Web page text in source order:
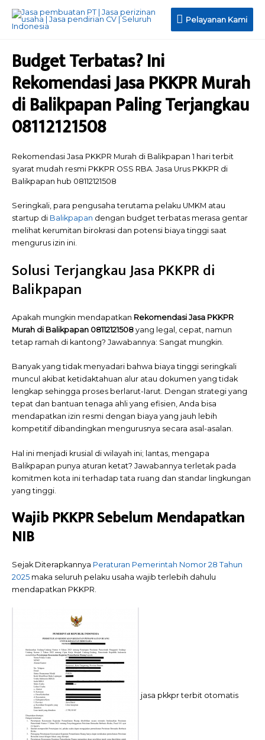
Pelayanan Kami
Budget Terbatas? Ini
Rekomendasi Jasa PKKPR Murah
di Balikpapan Paling Terjangkau
08112121508
Rekomendasi Jasa PKKPR Murah di Balikpapan 1 hari terbit
syarat mudah resmi PKKPR OSS RBA. Jasa Urus PKKPR di
Balikpapan hub 08112121508
Seringkali, para pengusaha terutama pelaku UMKM atau
startup di Balikpapan dengan budget terbatas merasa gentar
melihat kerumitan birokrasi dan potensi biaya tinggi saat
mengurus izin ini.
Solusi Terjangkau Jasa PKKPR di
Balikpapan
Apakah mungkin mendapatkan Rekomendasi Jasa PKKPR
Murah di Balikpapan 08112121508 yang legal, cepat, namun
tetap ramah di kantong? Jawabannya: Sangat mungkin.
Banyak yang tidak menyadari bahwa biaya tinggi seringkali
muncul akibat ketidaktahuan alur atau dokumen yang tidak
lengkap sehingga proses berlarut-larut. Dengan strategi yang
tepat dan bantuan tenaga ahli yang efisien, Anda bisa
mendapatkan izin resmi dengan biaya yang jauh lebih
kompetitif dibandingkan mengurusnya secara asal-asalan.
Hal ini menjadi krusial di wilayah ini; lantas, mengapa
Balikpapan punya aturan ketat? Jawabannya terletak pada
komitmen kota ini terhadap tata ruang dan standar lingkungan
yang tinggi.
Wajib PKKPR Sebelum Mendapatkan
NIB
Sejak Diterapkannya Peraturan Pemerintah Nomor 28 Tahun
2025 maka seluruh pelaku usaha wajib terlebih dahulu
mendapatkan PKKPR.
jasa pkkpr terbit otomatis